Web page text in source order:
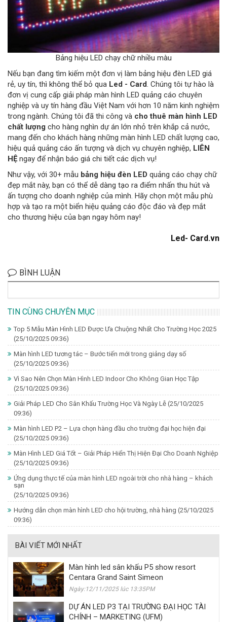
Bảng hiệu LED chạy chữ nhiều màu
Nếu bạn đang tìm kiếm một đơn vị làm bảng hiệu đèn LED giá
rẻ, uy tín, thì không thể bỏ qua Led - Card . Chúng tôi tự hào là
đơn vị cung cấp giải pháp màn hình LED quảng cáo chuyên
nghiệp và uy tín hàng đầu Việt Nam với hơn 10 năm kinh nghiệm
trong ngành. Chúng tôi đã thi công và cho thuê màn hình LED
chất lượng cho hàng nghìn dự án lớn nhỏ trên khắp cả nước,
mang đến cho khách hàng những màn hình LED chất lượng cao,
hiệu quả quảng cáo ấn tượng và dịch vụ chuyên nghiệp, LIÊN
HỆ ngay để nhận báo giá chi tiết các dịch vụ!
Như vậy, với 30+ mẫu bảng hiệu đèn LED quảng cáo chạy chữ
đẹp mắt này, bạn có thể dễ dàng tạo ra điểm nhấn thu hút và
ấn tượng cho doanh nghiệp của mình. Hãy chọn một mẫu phù
hợp và tạo ra một biển hiệu quảng cáo độc đáo và đẹp mắt
cho thương hiệu của bạn ngay hôm nay!
Led- Card.vn
BÌNH LUẬN
TIN CÙNG CHUYÊN MỤC
Top 5 Mẫu Màn Hình LED Được Ưa Chuộng Nhất Cho Trường Học 2025
(25/10/2025 09:36)
Màn hình LED tương tác – Bước tiến mới trong giảng dạy số
(25/10/2025 09:36)
Vì Sao Nên Chọn Màn Hình LED Indoor Cho Không Gian Học Tập
(25/10/2025 09:36)
Giải Pháp LED Cho Sân Khấu Trường Học Và Ngày Lễ (25/10/2025
09:36)
Màn hình LED P2 – Lựa chọn hàng đầu cho trường đại học hiện đại
(25/10/2025 09:36)
Màn Hình LED Giá Tốt – Giải Pháp Hiển Thị Hiện Đại Cho Doanh Nghiệp
(25/10/2025 09:36)
Ứng dụng thực tế của màn hình LED ngoài trời cho nhà hàng – khách
sạn
(25/10/2025 09:36)
Hướng dẫn chọn màn hình LED cho hội trường, nhà hàng (25/10/2025
09:36)
BÀI VIẾT MỚI NHẤT
Màn hình led sân khấu P5 show resort
Centara Grand Saint Simeon
Ngày:12/11/2025 lúc 13:35PM
DỰ ÁN LED P3 TẠI TRƯỜNG ĐẠI HỌC TÀI
CHÍNH – MARKETING (UFM)